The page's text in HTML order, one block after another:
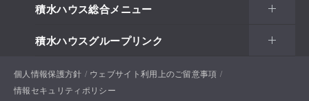
コーポレートガバナンス
IRカレンダー
環境
ガバナンス
CM・広告ギャラリートップ
CM一覧
新聞広告一覧
積水ハウス総合メニュー
住まい
戸建住宅
土地活用
積水ハウスグループリンク
積水ハウスサポートプラス
個人情報保護方針
ウェブサイト利用上のご留意事項
情報セキュリティポリシー